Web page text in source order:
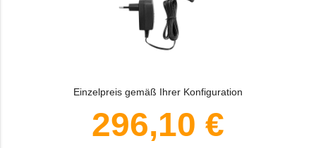
Einzelpreis gemäß Ihrer Konfiguration
296,10 €